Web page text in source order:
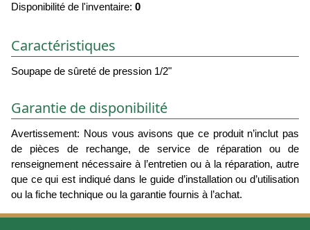
Disponibilité de l'inventaire: 0
Caractéristiques
Soupape de sûreté de pression 1/2"
Garantie de disponibilité
Avertissement: Nous vous avisons que ce produit n’inclut pas
de pièces de rechange, de service de réparation ou de
renseignement nécessaire à l’entretien ou à la réparation, autre
que ce qui est indiqué dans le guide d’installation ou d’utilisation
ou la fiche technique ou la garantie fournis à l’achat.